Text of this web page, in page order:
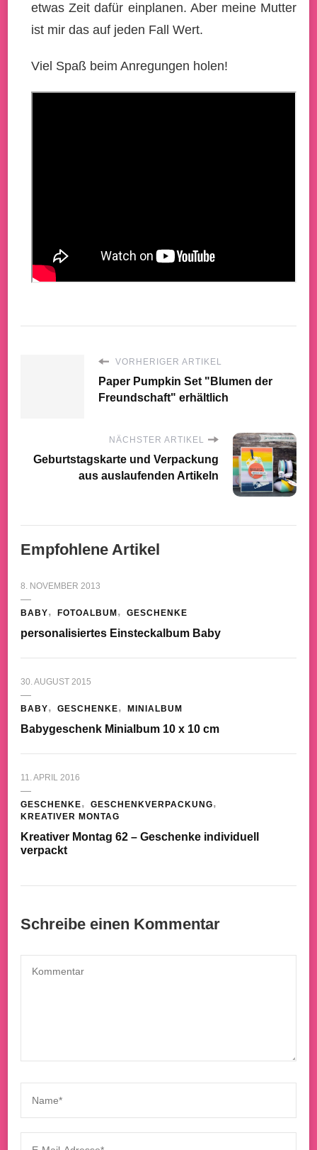
etwas Zeit dafür einplanen. Aber meine Mutter
ist mir das auf jeden Fall Wert.
Viel Spaß beim Anregungen holen!
VORHERIGER ARTIKEL
Paper Pumpkin Set "Blumen der
Freundschaft" erhältlich
NÄCHSTER ARTIKEL
Geburtstagskarte und Verpackung
aus auslaufenden Artikeln
Empfohlene Artikel
8. NOVEMBER 2013
BABY FOTOALBUM GESCHENKE
personalisiertes Einsteckalbum Baby
30. AUGUST 2015
BABY GESCHENKE MINIALBUM
Babygeschenk Minialbum 10 x 10 cm
11. APRIL 2016
GESCHENKE
GESCHENKVERPACKUNG
KREATIVER MONTAG
Kreativer Montag 62 – Geschenke individuell
verpackt
Schreibe einen Kommentar